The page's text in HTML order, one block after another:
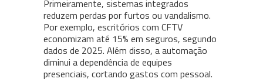
Primeiramente, sistemas integrados
reduzem perdas por furtos ou vandalismo.
Por exemplo, escritórios com CFTV
economizam até 15% em seguros, segundo
dados de 2025. Além disso, a automação
diminui a dependência de equipes
presenciais, cortando gastos com pessoal.